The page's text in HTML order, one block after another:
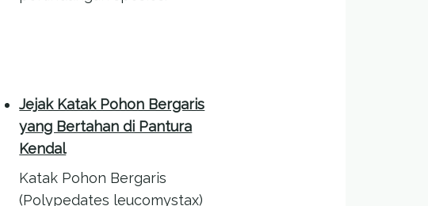
Jejak Katak Pohon Bergaris
yang Bertahan di Pantura
Kendal
Katak Pohon Bergaris
(Polypedates leucomystax)